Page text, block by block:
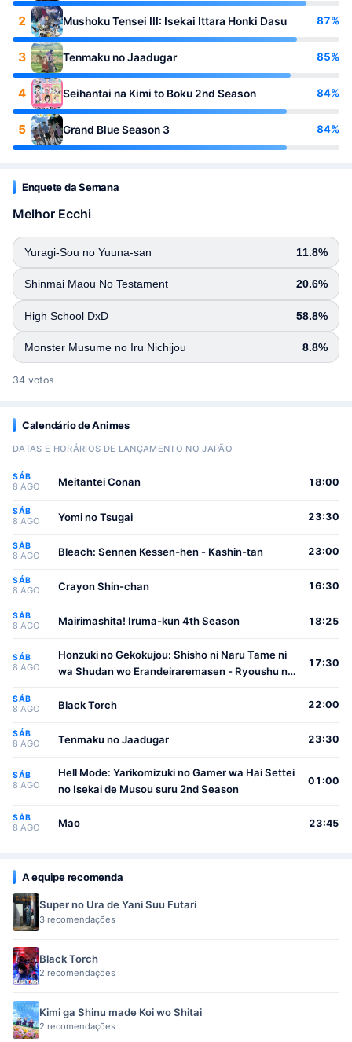
2 Mushoku Tensei III: Isekai Ittara Honki Dasu 87%
3 Tenmaku no Jaadugar 85%
4 Seihantai na Kimi to Boku 2nd Season 84%
5 Grand Blue Season 3 84%
Enquete da Semana
Melhor Ecchi
Yuragi-Sou no Yuuna-san 11.8%
Shinmai Maou No Testament 20.6%
High School DxD 58.8%
Monster Musume no Iru Nichijou 8.8%
34 votos
Calendário de Animes
DATAS E HORÁRIOS DE LANÇAMENTO NO JAPÃO
SÁB
8 AGO Meitantei Conan 18:00
SÁB
8 AGO Yomi no Tsugai 23:30
SÁB
8 AGO Bleach: Sennen Kessen-hen - Kashin-tan 23:00
SÁB
8 AGO Crayon Shin-chan 16:30
SÁB
8 AGO Mairimashita! Iruma-kun 4th Season 18:25
SÁB
8 AGO
Honzuki no Gekokujou: Shisho ni Naru Tame ni
wa Shudan wo Erandeiraremasen - Ryoushu no
17:30
SÁB
8 AGO Black Torch 22:00
SÁB
8 AGO Tenmaku no Jaadugar 23:30
SÁB
8 AGO
Hell Mode: Yarikomizuki no Gamer wa Hai Settei
no Isekai de Musou suru 2nd Season
01:00
SÁB
8 AGO Mao 23:45
A equipe recomenda
Super no Ura de Yani Suu Futari
3 recomendações
Black Torch
2 recomendações
Kimi ga Shinu made Koi wo Shitai
2 recomendações